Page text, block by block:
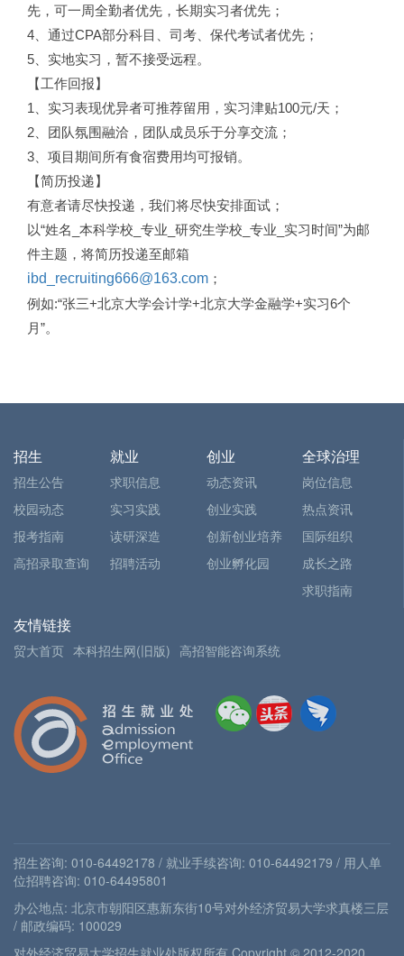
先，可一周全勤者优先，长期实习者优先；
4、通过CPA部分科目、司考、保代考试者优先；
5、实地实习，暂不接受远程。
【工作回报】
1、实习表现优异者可推荐留用，实习津贴100元/天；
2、团队氛围融洽，团队成员乐于分享交流；
3、项目期间所有食宿费用均可报销。
【简历投递】
有意者请尽快投递，我们将尽快安排面试；
以“姓名_本科学校_专业_研究生学校_专业_实习时间”为邮
件主题，将简历投递至邮箱
ibd_recruiting666@163.com ；
例如:“张三+北京大学会计学+北京大学金融学+实习6个
月”。
招生
招生公告
校园动态
报考指南
高招录取查询
就业
求职信息
实习实践
读研深造
招聘活动
创业
动态资讯
创业实践
创新创业培养
创业孵化园
全球治理
岗位信息
热点资讯
国际组织
成长之路
求职指南
友情链接
贸大首页 本科招生网(旧版) 高招智能咨询系统
招生咨询: 010-64492178 / 就业手续咨询: 010-64492179 / 用人单
位招聘咨询: 010-64495801
办公地点: 北京市朝阳区惠新东街10号对外经济贸易大学求真楼三层
/ 邮政编码: 100029
对外经济贸易大学招生就业处版权所有 Copyright © 2012-2020